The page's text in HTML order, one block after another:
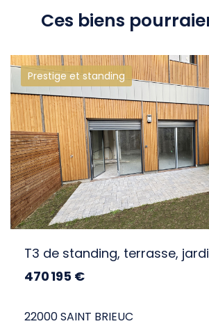
Ces biens
intéresser
Prestige et standing
T3 de standing, terrasse,
470 195 €
22000 SAINT BRIEUC